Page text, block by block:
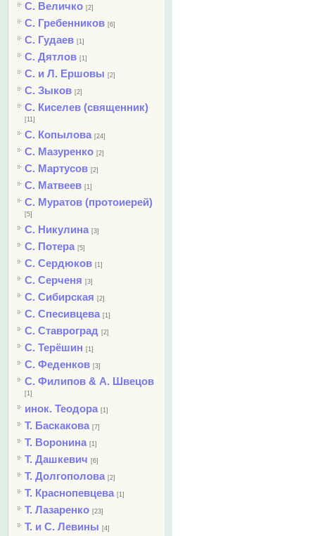
С. Величко [2]
С. Гребенников [6]
С. Гудаев [1]
С. Дятлов [1]
С. и Л. Ершовы [2]
С. Зыков [2]
С. Киселев (священник)
[11]
С. Копылова [24]
С. Мазуренко [2]
С. Мартусов [2]
С. Матвеев [1]
С. Муратов (протоиерей)
[5]
С. Никулина [3]
С. Потера [5]
С. Сердюков [1]
С. Серченя [3]
С. Сибирская [2]
С. Спесивцева [1]
С. Ставроград [2]
С. Терёшин [1]
С. Феденков [3]
С. Филипов & А. Швецов
[1]
инок. Теодора [1]
Т. Баскакова [7]
Т. Воронина [1]
Т. Дашкевич [6]
Т. Долгополова [2]
Т. Краснопевцева [1]
Т. Лазаренко [23]
Т. и С. Левины [4]